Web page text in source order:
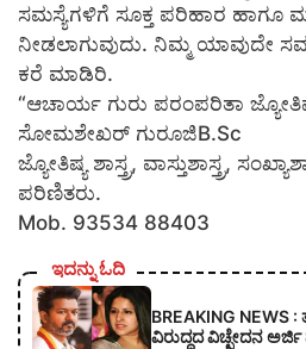
ಸಮಸ್ಯೆಗಳಿಗೆ ಸೂಕ್ತ ಪರಿಹಾರ ಹಾಗೂ
ನೀಡಲಾಗುವುದು. ನಿಮ್ಮ ಯಾವುದೇ
ಕರೆ ಮಾಡಿರಿ.
“ಆಚಾರ್ಯ ಗುರು ಪರಂಪರಿತಾ
ಸೋಮಶೇಖರ್ ಗುರೂಜಿB.Sc
ಜ್ಯೋತಿಷ್ಯ ಶಾಸ್ತ್ರ, ವಾಸ್ತುಶಾಸ್ತ್ರ,
ಪರಿಣಿತರು.
Mob. 93534 88403
ಇದನ್ನು ಓದಿ
BREAKING
ವಿರುದ್ಧದ ವಿಚ್ಛೇದನ